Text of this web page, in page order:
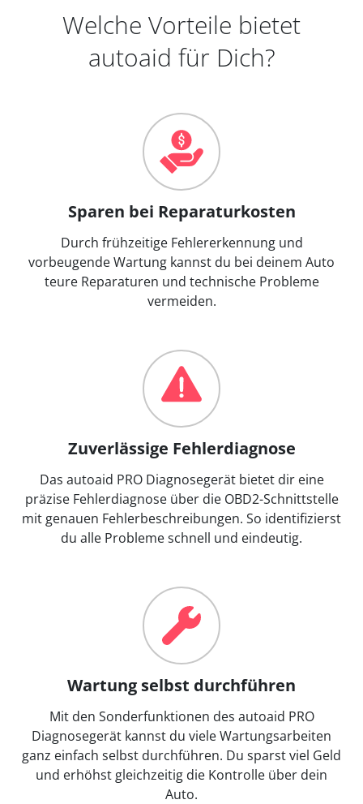
Welche Vorteile bietet
autoaid für Dich?
Sparen bei Reparaturkosten
Durch frühzeitige Fehlererkennung und
vorbeugende Wartung kannst du bei deinem Auto
teure Reparaturen und technische Probleme
vermeiden.
Zuverlässige Fehlerdiagnose
Das autoaid PRO Diagnosegerät bietet dir eine
präzise Fehlerdiagnose über die OBD2-Schnittstelle
mit genauen Fehlerbeschreibungen. So identifizierst
du alle Probleme schnell und eindeutig.
Wartung selbst durchführen
Mit den Sonderfunktionen des autoaid PRO
Diagnosegerät kannst du viele Wartungsarbeiten
ganz einfach selbst durchführen. Du sparst viel Geld
und erhöhst gleichzeitig die Kontrolle über dein
Auto.